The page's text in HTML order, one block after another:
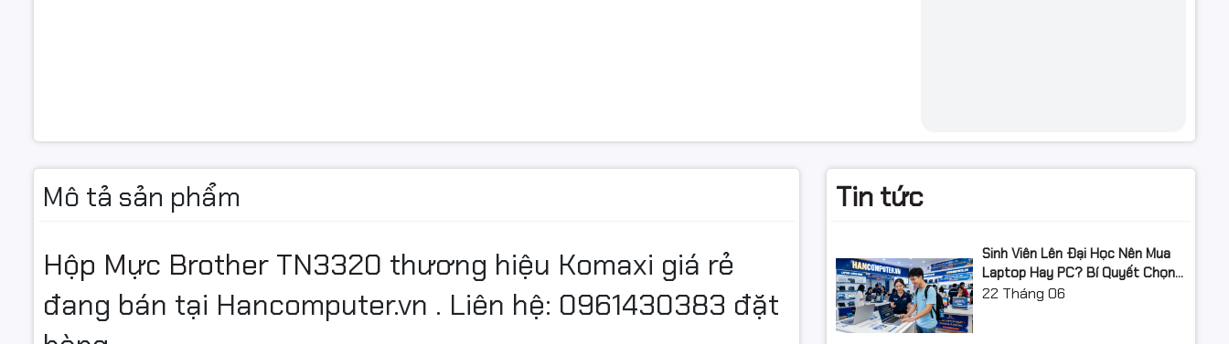
Mô tả sản phẩm
Hộp Mực Brother TN3320 thương hiệu Komaxi giá rẻ
đang bán tại Hancomputer.vn . Liên hệ: 0961430383 đặt
Tin tức
Sinh Viên Lên Đại Học Nên Mua
Laptop Hay PC? Bí Quyết Chọn
Máy Tính Đúng Nhu Cầu, Không
22 Tháng 06
Thiết kế độc đáo với nắp đổ mực vào và nắp đổ mực thải, dễ dàng tái sử dụng.
Chính Sách Bảo Hành & Giao Hàng Tại
COMPUTER